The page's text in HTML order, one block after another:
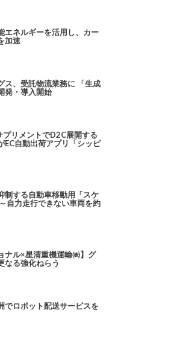
エネルギーを活用し、カー
加速
ス、受託物流業務に 「生成
発・導入開始
プリメントでD2C展開する
EC自動出荷アプリ「シッピ
制する自動車移動用「スケ
自力走行できない車両を約
ナル×星清重機運輸㈱】グ
なる強化ねらう
でロボット配送サービスを